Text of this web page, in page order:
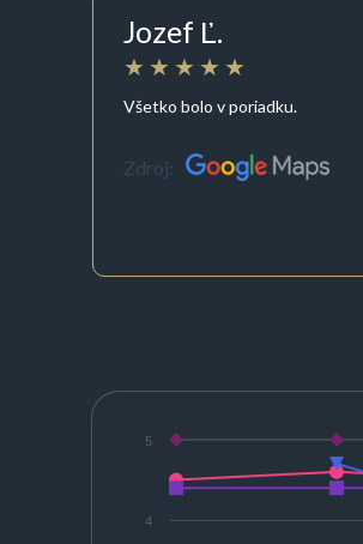
Jozef Ľ.
Všetko bolo v poriadku.
Zdroj:
4
5